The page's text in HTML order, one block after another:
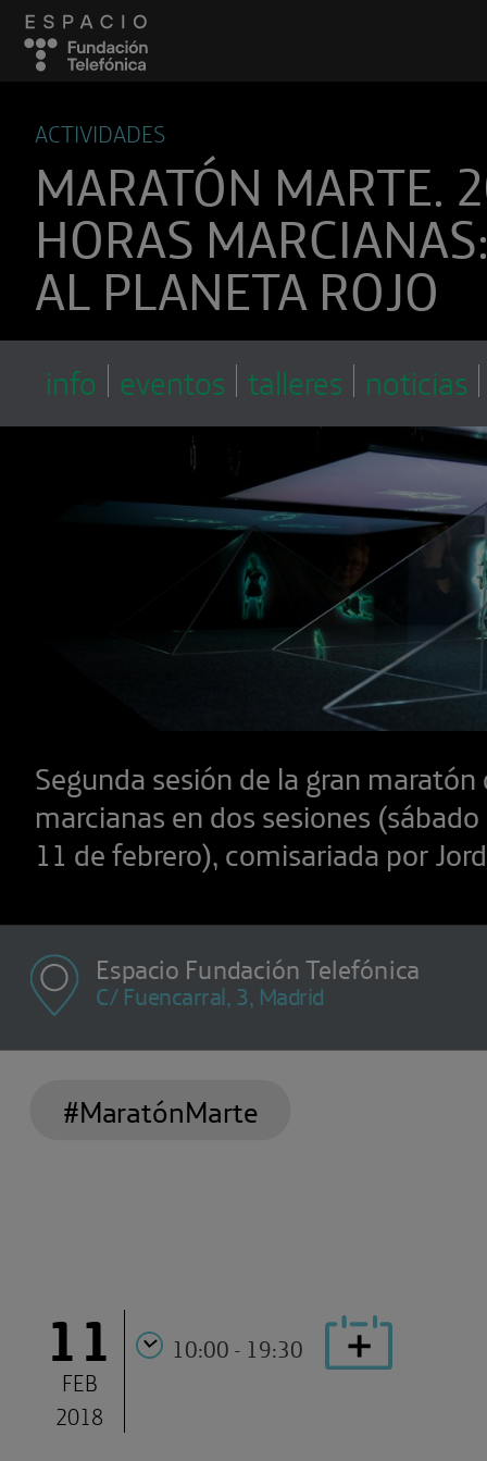
ACTIVIDADES
MARATÓN MARTE.
HORAS
AL PLANETA ROJO
info eventos talleres noticias
Segunda sesión de la gran
marcianas en dos sesiones
11 de febrero), comisariada por
Espacio Fundación Telefónica
C/ Fuencarral, 3, Madrid
#MaratónMarte
11
FEB
2018
10:00 - 19:30